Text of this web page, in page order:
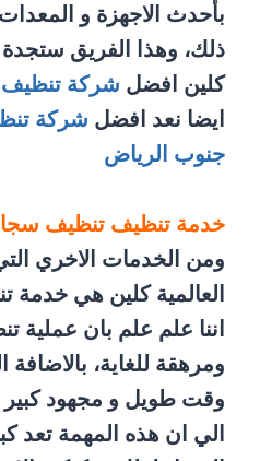
بأحدث الاجهزة و
ذلك، وهذا الفريق
كلين افضل شركة تنظيف
ايضا نعد افضل شركة
جنوب الرياض
خدمة تنظيف تنظيف
ومن الخدمات الاخري
العالمية كلين هي خدمة
اننا علم علم بان عملية
ومرهقة للغاية، بالاضافة
وقت طويل و مجهود كبير
الي ان هذه المهمة تعد